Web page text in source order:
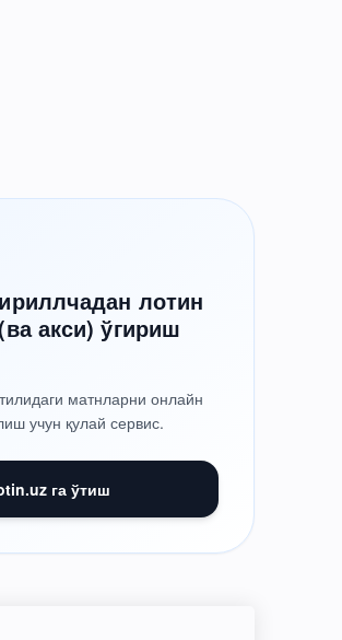
лотин
акси) ўгириш
матнларни онлайн
учун қулай сервис.
га ўтиш